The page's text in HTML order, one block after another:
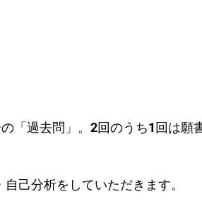
「過去問」。2回のうち1回は願
己分析をしていただきます。